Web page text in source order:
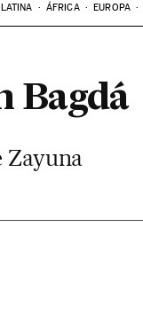
ÁFRICA EUROPA
Bagdá
Zayuna